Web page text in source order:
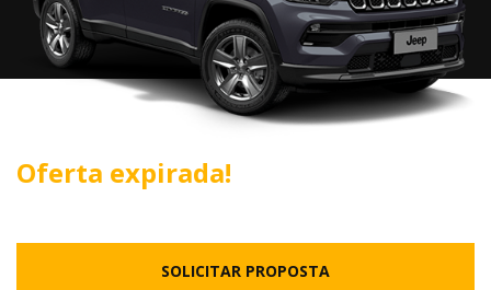
Oferta expirada!
SOLICITAR PROPOSTA